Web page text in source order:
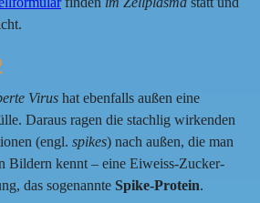
Virus hat ebenfalls außen eine
Daraus ragen die stachlig wirkenden
(engl.spikes) nach außen, die man
Bildern kennt – eine Eiweiss-Zucker-
das sogenannteSpike-Protein.